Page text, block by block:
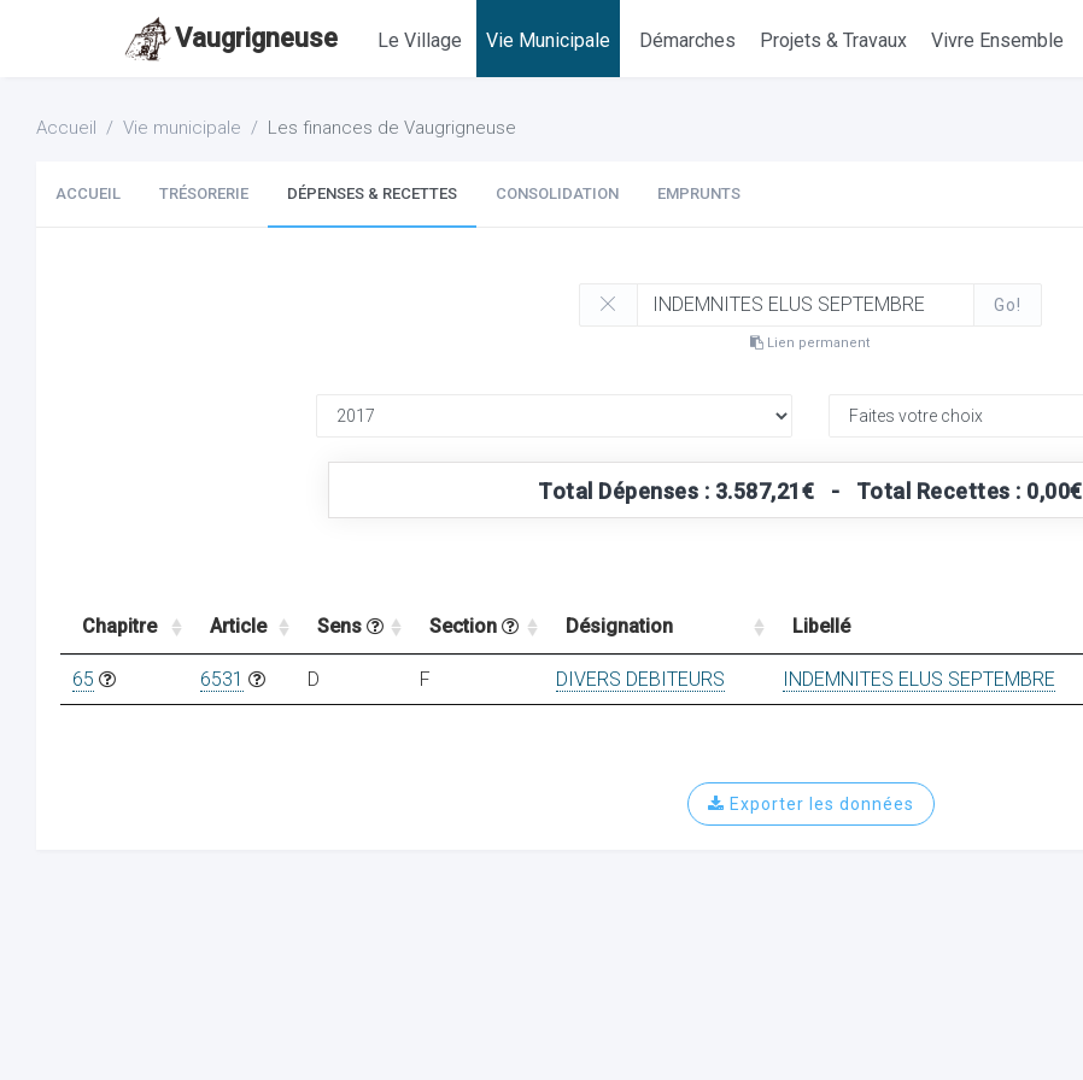
Vaugrigneuse Le Village Vie Municipale Démarches Projets & Travaux Vivre Ensemble
Accueil Vie municipale Les finances de Vaugrigneuse
ACCUEIL TRÉSORERIE DÉPENSES & RECETTES CONSOLIDATION EMPRUNTS
Go!
Lien permanent
Total Dépenses : 3.587,21€ - Total Recettes : 0,00€
Chapitre Article Sens Section Désignation Libellé
65 6531 D F DIVERS DEBITEURS INDEMNITES ELUS SEPTEMBRE
Exporter les données